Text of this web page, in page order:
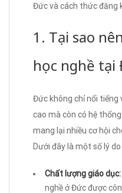
Đức và cách thức đăng
1. Tại sao
học nghề tại
Đức không chỉ nổi tiếng
cao mà còn có hệ
mang lại nhiều cơ hội
Dưới đây là một số lý
Chất lượng giáo dục:
nghề ở Đức được